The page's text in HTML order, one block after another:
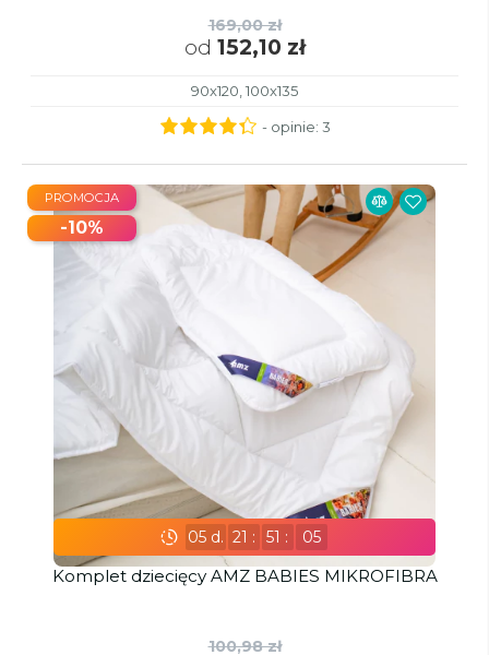
169,00 zł
od 152,10 zł
90x120, 100x135
- opinie: 3
05d. 21 : 51 : 03
Komplet dziecięcy AMZ BABIES MIKROFIBRA
100,98 zł
PROMOCJA
-10%